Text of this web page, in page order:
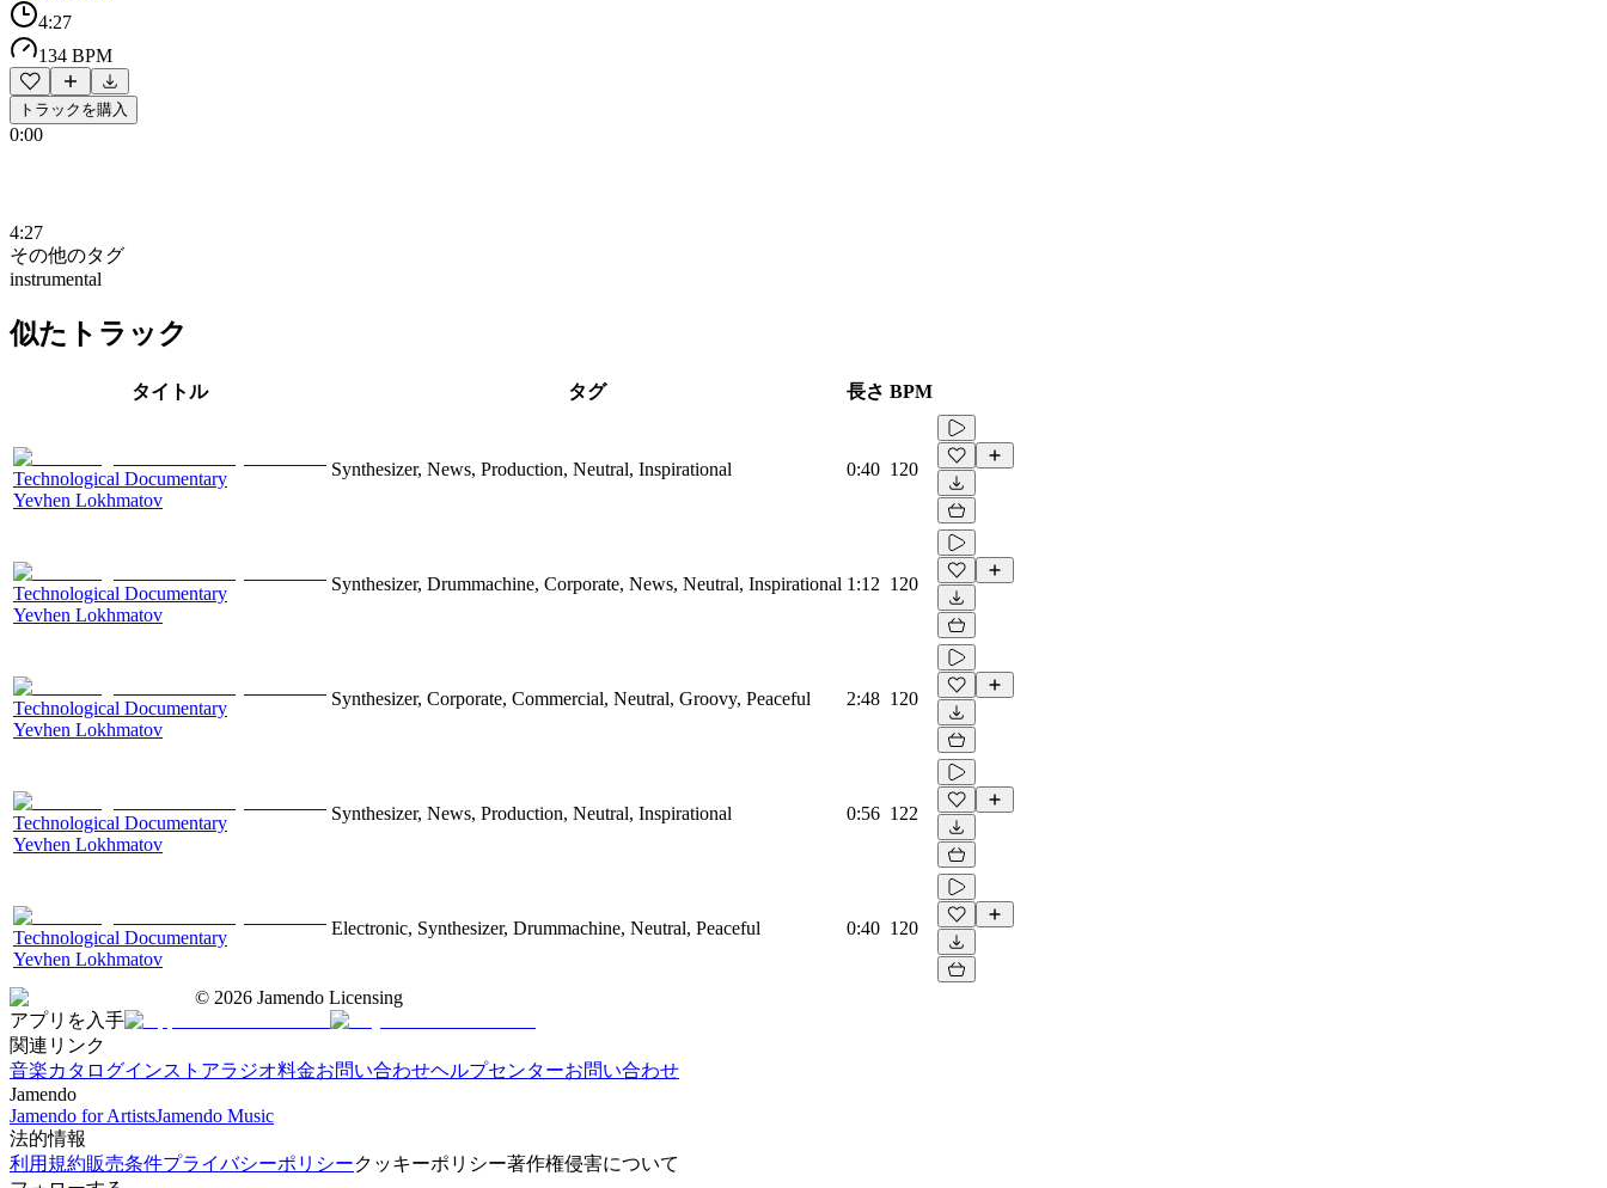
4:27
134 BPM
トラックを購入
0:00
4:27
その他のタグ
instrumental
似たトラック
タイトル タグ 長さ BPM
Technological Documentary
Yevhen Lokhmatov
Synthesizer, News, Production, Neutral, Inspirational 0:40 120
Technological Documentary
Yevhen Lokhmatov
Synthesizer, Drummachine, Corporate, News, Neutral, Inspirational 1:12 120
Technological Documentary
Yevhen Lokhmatov
Synthesizer, Corporate, Commercial, Neutral, Groovy, Peaceful 2:48 120
Technological Documentary
Yevhen Lokhmatov
Synthesizer, News, Production, Neutral, Inspirational 0:56 122
Technological Documentary
Yevhen Lokhmatov
Electronic, Synthesizer, Drummachine, Neutral, Peaceful 0:40 120
© 2026 Jamendo Licensing
アプリを入手
関連リンク
音楽カタログインストアラジオ料金お問い合わせヘルプセンターお問い合わせ
Jamendo
Jamendo for ArtistsJamendo Music
法的情報
利用規約販売条件プライバシーポリシークッキーポリシー著作権侵害について